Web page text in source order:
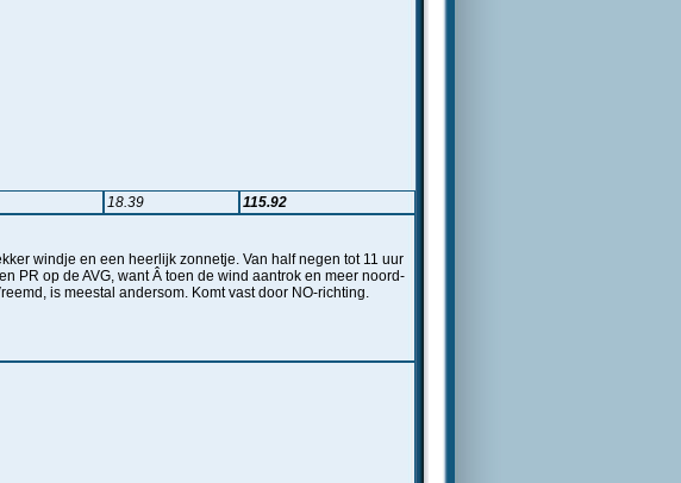
18.39
115.92
windje en een heerlijk zonnetje. Van half negen tot 11 uur
PR op de AVG, want Â toen de wind aantrok en meer noord-
is meestal andersom. Komt vast door NO-richting.